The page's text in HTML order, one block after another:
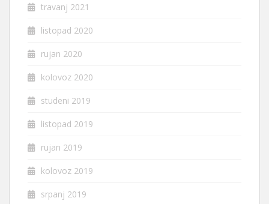
travanj 2021
listopad 2020
rujan 2020
kolovoz 2020
studeni 2019
listopad 2019
rujan 2019
kolovoz 2019
srpanj 2019